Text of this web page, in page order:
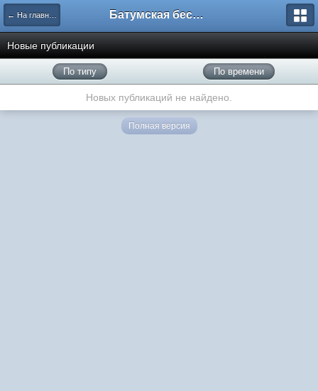
← На главную Батумская беседка
Новые публикации
По типу По времени
Новых публикаций не найдено.
Полная версия